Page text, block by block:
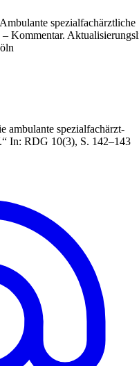
spezi­al­fach­ärzt­liche
Kommentar.
ambulante spezi­al­fach­ärzt­
In: RDG 10(3), S. 142–143